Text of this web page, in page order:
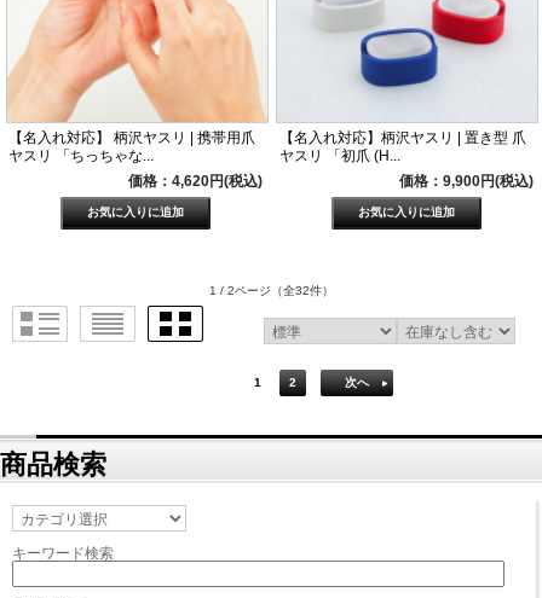
【名入れ対応】 柄沢ヤスリ | 携帯用爪
ヤスリ 「ちっちゃな...
価格：4,620円(税込)
【名入れ対応】柄沢ヤスリ | 置き型 爪
ヤスリ 「初爪 (H...
価格：9,900円(税込)
1 / 2ページ （全32件）
1 2 次へ
商品検索
キーワード検索